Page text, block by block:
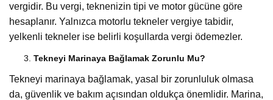
vergidir. Bu vergi, teknenizin tipi ve motor gücüne göre
hesaplanır. Yalnızca motorlu tekneler vergiye tabidir,
yelkenli tekneler ise belirli koşullarda vergi ödemezler.
Tekneyi Marinaya Bağlamak Zorunlu Mu?
Tekneyi marinaya bağlamak, yasal bir zorunluluk olmasa
da, güvenlik ve bakım açısından oldukça önemlidir. Marina,